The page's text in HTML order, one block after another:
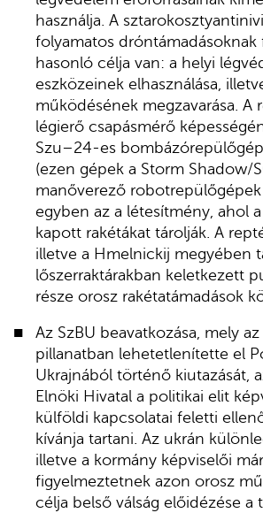
használja. A
folyamatos
hasonló célja van: a helyi
eszközeinek elhasználása,
működésének megzavarása. A
légierő csapásmérő
Szu–24-es
(ezen gépek a Storm Shadow/
manőverező
egyben az a létesítmény, ahol
kapott rakétákat tárolják. A
illetve a Hmelnickij megyében
lőszerraktárakban keletkezett
része orosz rakétatámadások
Az SzBU beavatkozása, mely
pillanatban lehetetlenítette el
Ukrajnából történő kiutazását,
Elnöki Hivatal a politikai elit
külföldi kapcsolatai feletti
kívánja tartani. Az ukrán
illetve a kormány képviselői
figyelmeztetnek azon orosz
célja belső válság előidézése a